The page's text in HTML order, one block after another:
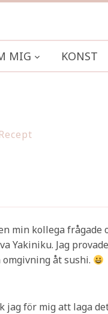
MIG KONST
Recept
min kollega frågade
Yakiniku. Jag
åt sushi.
jag för mig att laga